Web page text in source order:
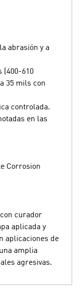
abrasión y a
(400-610
35 mils con
controlada.
en las
Corrosion
curador
aplicada y
aplicaciones de
amplia
agresivas.